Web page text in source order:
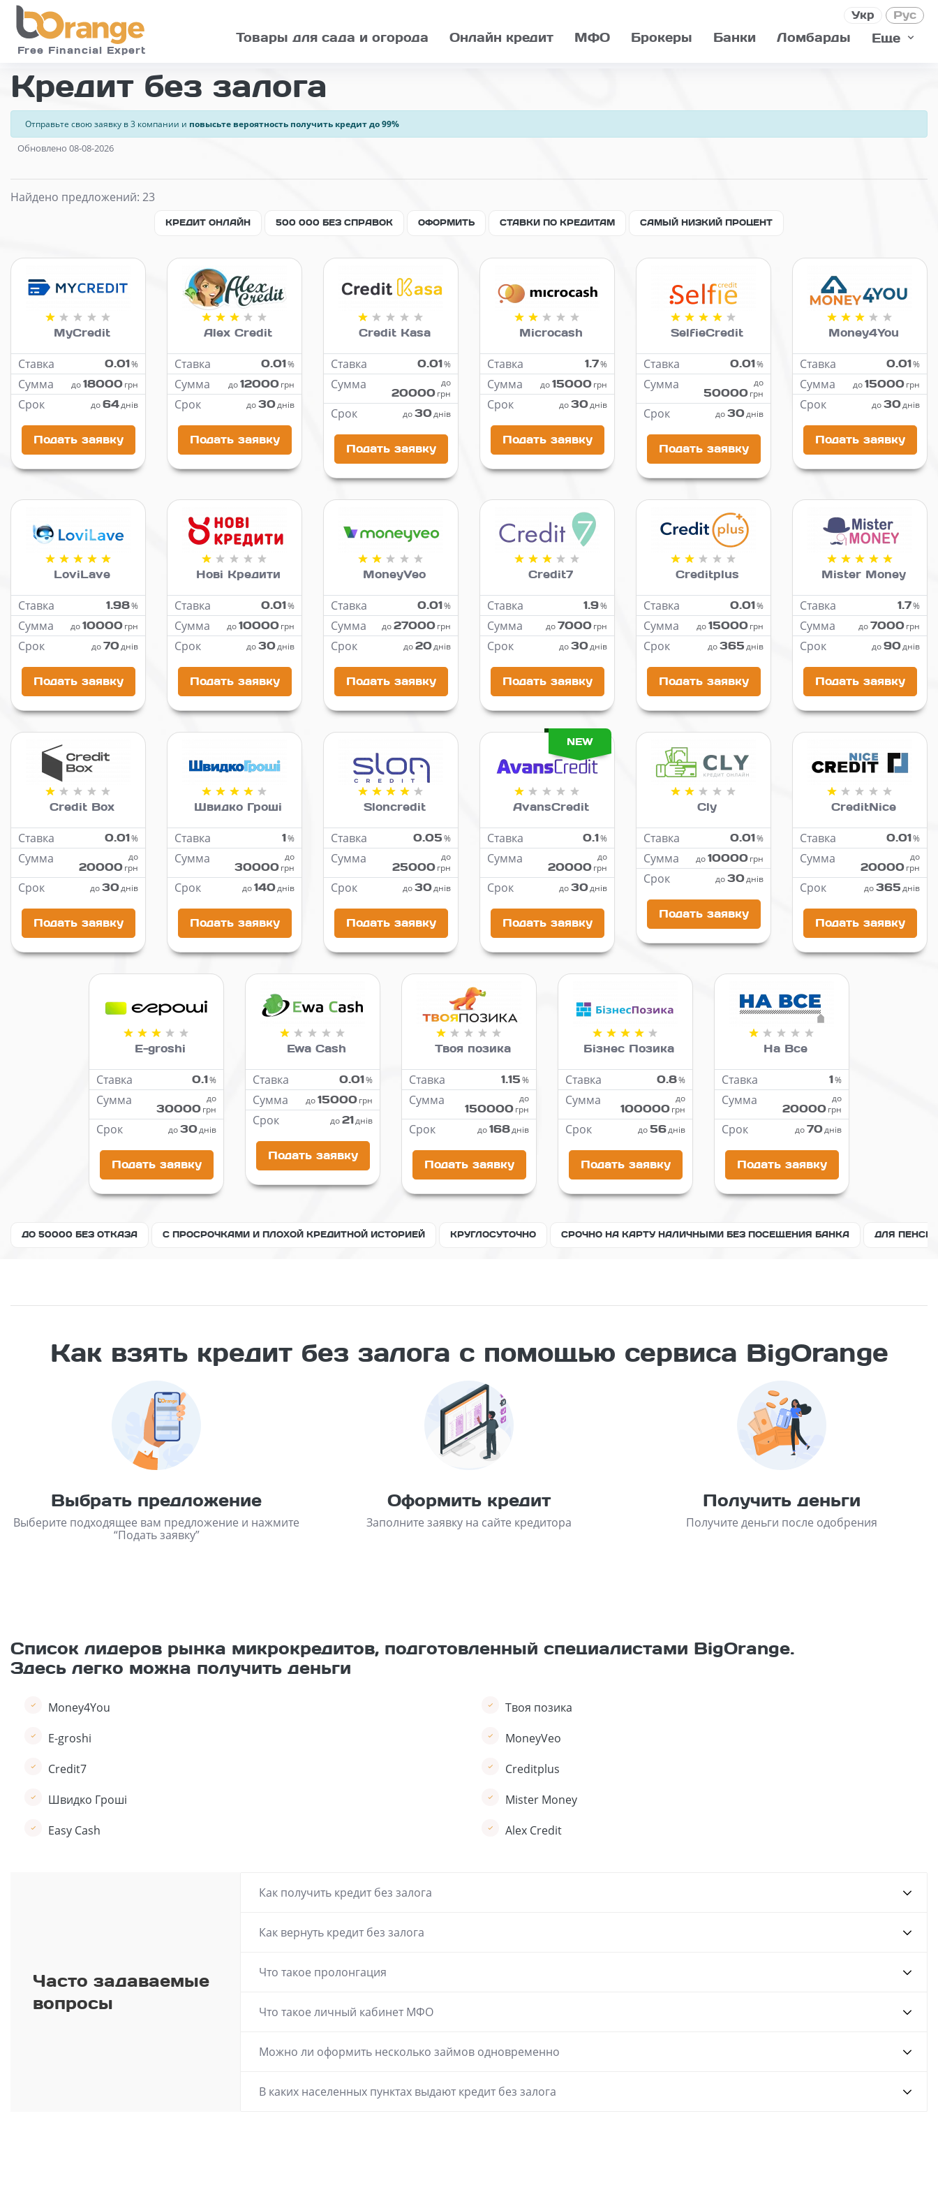
Skip to main
Free Financial Expert
Рус
Укр
Товары для сада и огорода Онлайн кредит МФО Брокеры Банки Ломбарды Еще
Кредит без залога
Отправьте свою заявку в 3 компании и повысьте вероятность получить кредит до 99%
Обновлено 08-08-2026
Найдено предложений: 23
КРЕДИТ ОНЛАЙН 500 000 БЕЗ СПРАВОК ОФОРМИТЬ СТАВКИ ПО КРЕДИТАМ САМЫЙ НИЗКИЙ ПРОЦЕНТ
MyCredit
Ставка 0.01%
Сумма до18000грн
Срок до64днів
Подать заявку
Alex Credit
Ставка 0.01%
Сумма до12000грн
Срок до30днів
Подать заявку
Credit Kasa
Ставка 0.01%
Сумма до
20000грн
Срок до30днів
Подать заявку
Microcash
Ставка 1.7%
Сумма до15000грн
Срок до30днів
Подать заявку
SelfieCredit
Ставка 0.01%
Сумма до
50000грн
Срок до30днів
Подать заявку
Money4You
Ставка 0.01%
Сумма до15000грн
Срок до30днів
Подать заявку
LoviLave
Ставка 1.98%
Сумма до10000грн
Срок до70днів
Подать заявку
Нові Кредити
Ставка 0.01%
Сумма до10000грн
Срок до30днів
Подать заявку
MoneyVeo
Ставка 0.01%
Сумма до27000грн
Срок до20днів
Подать заявку
Credit7
Ставка 1.9%
Сумма до7000грн
Срок до30днів
Подать заявку
Creditplus
Ставка 0.01%
Сумма до15000грн
Срок до365днів
Подать заявку
Mister Money
Ставка 1.7%
Сумма до7000грн
Срок до90днів
Подать заявку
Credit Box
Ставка 0.01%
Сумма до
20000грн
Срок до30днів
Подать заявку
Швидко Гроші
Ставка 1%
Сумма до
30000грн
Срок до140днів
Подать заявку
Sloncredit
Ставка 0.05%
Сумма до
25000грн
Срок до30днів
Подать заявку
NEW
AvansCredit
Ставка 0.1%
Сумма до
20000грн
Срок до30днів
Подать заявку
Cly
Ставка 0.01%
Сумма до10000грн
Срок до30днів
Подать заявку
CreditNice
Ставка 0.01%
Сумма до
20000грн
Срок до365днів
Подать заявку
E-groshi
Ставка 0.1%
Сумма до
30000грн
Срок до30днів
Подать заявку
Ewa Cash
Ставка 0.01%
Сумма до15000грн
Срок до21днів
Подать заявку
Твоя позика
Ставка 1.15%
Сумма до
150000грн
Срок до168днів
Подать заявку
Бізнес Позика
Ставка 0.8%
Сумма до
100000грн
Срок до56днів
Подать заявку
На Все
Ставка 1%
Сумма до
20000грн
Срок до70днів
Подать заявку
ДО 50000 БЕЗ ОТКАЗА С ПРОСРОЧКАМИ И ПЛОХОЙ КРЕДИТНОЙ ИСТОРИЕЙ КРУГЛОСУТОЧНО СРОЧНО НА КАРТУ НАЛИЧНЫМИ БЕЗ ПОСЕЩЕНИЯ БАНКА ДЛЯ
Как взять кредит без залога с помощью сервиса BigOrange
Выбрать предложение
Выберите подходящее вам предложение и нажмите
“Подать заявку”
Оформить кредит
Заполните заявку на сайте кредитора
Получить деньги
Получите деньги после одобрения
Список лидеров рынка микрокредитов, подготовленный специалистами BigOrange.
Здесь легко можна получить деньги
Money4You
Твоя позика
E-groshi
MoneyVeo
Credit7
Creditplus
Швидко Гроші
Mister Money
Easy Cash
Alex Credit
Часто задаваемые
вопросы
Как получить кредит без залога
Как вернуть кредит без залога
Что такое пролонгация
Что такое личный кабинет МФО
Можно ли оформить несколько займов одновременно
В каких населенных пунктах выдают кредит без залога